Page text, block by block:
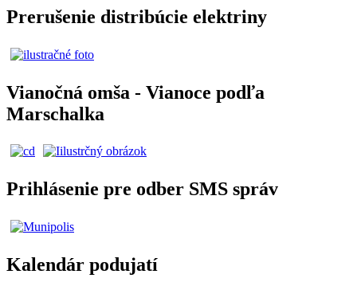
Prerušenie distribúcie elektriny
Vianočná omša - Vianoce podľa
Marschalka
Prihlásenie pre odber SMS správ
Kalendár podujatí